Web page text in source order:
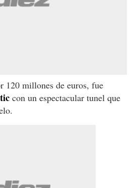
120 millones de euros, fue
con un espectacular tunel que